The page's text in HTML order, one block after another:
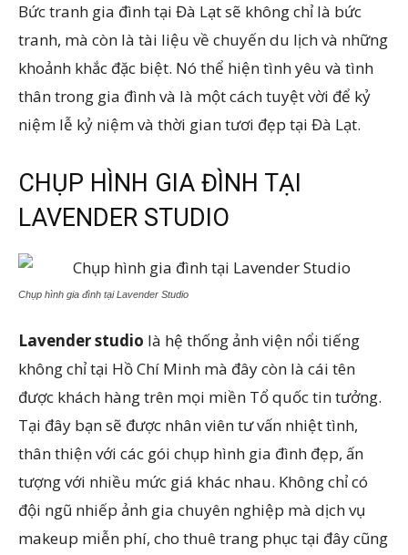
Bức tranh gia đình tại Đà Lạt sẽ không chỉ là bức
tranh, mà còn là tài liệu về chuyến du lịch và những
khoảnh khắc đặc biệt. Nó thể hiện tình yêu và tình
thân trong gia đình và là một cách tuyệt vời để kỷ
niệm lễ kỷ niệm và thời gian tươi đẹp tại Đà Lạt.
CHỤP HÌNH GIA ĐÌNH TẠI
LAVENDER STUDIO
Chụp hình gia đình tại Lavender Studio
Lavender studio là hệ thống ảnh viện nổi tiếng
không chỉ tại Hồ Chí Minh mà đây còn là cái tên
được khách hàng trên mọi miền Tổ quốc tin tưởng.
Tại đây bạn sẽ được nhân viên tư vấn nhiệt tình,
thân thiện với các gói chụp hình gia đình đẹp, ấn
tượng với nhiều mức giá khác nhau. Không chỉ có
đội ngũ nhiếp ảnh gia chuyên nghiệp mà dịch vụ
makeup miễn phí, cho thuê trang phục tại đây cũng